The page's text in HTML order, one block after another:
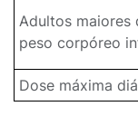
Adultos maiores
peso corpóreo
Dose máxima